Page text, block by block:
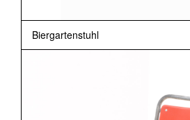
Biergartenstuhl